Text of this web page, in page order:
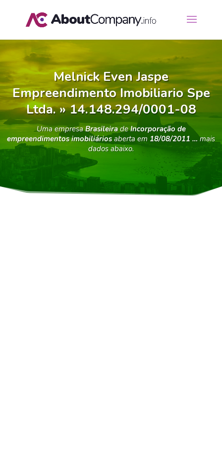
Melnick Even Jaspe
Empreendimento Imobiliario Spe
Ltda. » 14.148.294/0001-08
Uma empresaBrasileiradeIncorporação de
empreendimentos imobiliáriosaberta em 18/08/2011 …mais
dados abaixo.